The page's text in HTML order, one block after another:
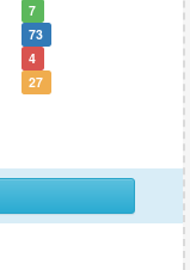
7
73
4
27